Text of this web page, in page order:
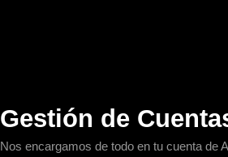
Gestión de
Nos encargamos de todo en tu cuenta de